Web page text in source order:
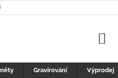
Gravírování Výprodej